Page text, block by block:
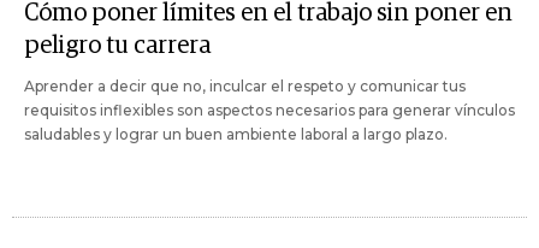
Cómo poner límites en el trabajo sin poner en
peligro tu carrera
Aprender a decir que no, inculcar el respeto y comunicar tus
requisitos inflexibles son aspectos necesarios para generar vínculos
saludables y lograr un buen ambiente laboral a largo plazo.